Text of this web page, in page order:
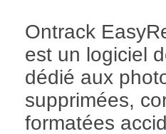
Ontrack
est un logiciel
dédié aux
supprimées,
formatées